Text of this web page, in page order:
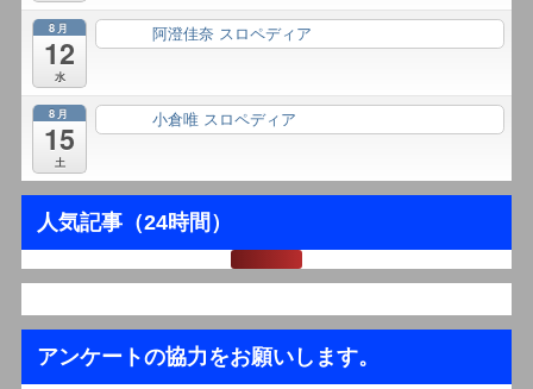
8月
12
水
阿澄佳奈 スロペディア
8月
15
土
小倉唯 スロペディア
人気記事（24時間）
アンケートの協力をお願いします。